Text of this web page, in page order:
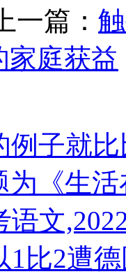
上一篇：
家庭获益
例子就
为《生
语文
1比2遭